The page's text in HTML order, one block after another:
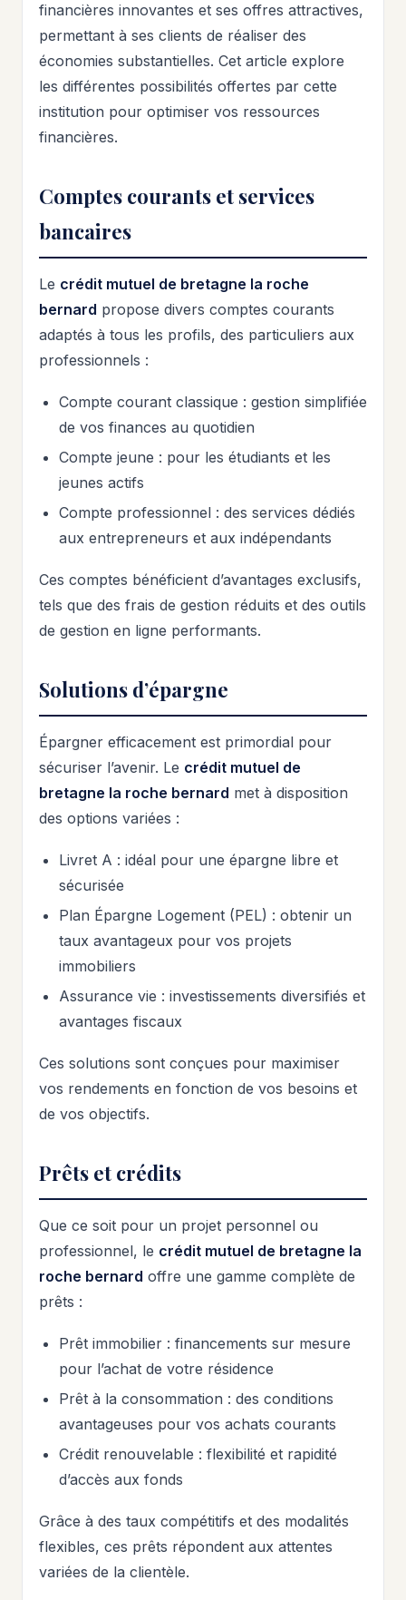
financières innovantes et ses offres attractives,
permettant à ses clients de réaliser des
économies substantielles. Cet article explore
les différentes possibilités offertes par cette
institution pour optimiser vos ressources
financières.
Comptes courants et services
bancaires
Le crédit mutuel de bretagne la roche
bernard propose divers comptes courants
adaptés à tous les profils, des particuliers aux
professionnels :
Compte courant classique : gestion simplifiée
de vos finances au quotidien
Compte jeune : pour les étudiants et les
jeunes actifs
Compte professionnel : des services dédiés
aux entrepreneurs et aux indépendants
Ces comptes bénéficient d’avantages exclusifs,
tels que des frais de gestion réduits et des outils
de gestion en ligne performants.
Solutions d’épargne
Épargner efficacement est primordial pour
sécuriser l’avenir. Le crédit mutuel de
bretagne la roche bernard met à disposition
des options variées :
Livret A : idéal pour une épargne libre et
sécurisée
Plan Épargne Logement (PEL) : obtenir un
taux avantageux pour vos projets
immobiliers
Assurance vie : investissements diversifiés et
avantages fiscaux
Ces solutions sont conçues pour maximiser
vos rendements en fonction de vos besoins et
de vos objectifs.
Prêts et crédits
Que ce soit pour un projet personnel ou
professionnel, le crédit mutuel de bretagne la
roche bernard offre une gamme complète de
prêts :
Prêt immobilier : financements sur mesure
pour l’achat de votre résidence
Prêt à la consommation : des conditions
avantageuses pour vos achats courants
Crédit renouvelable : flexibilité et rapidité
d’accès aux fonds
Grâce à des taux compétitifs et des modalités
flexibles, ces prêts répondent aux attentes
variées de la clientèle.